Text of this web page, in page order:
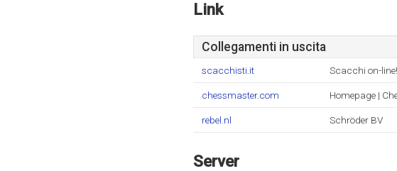
Link
Collegamenti in uscita
scacchisti.it Scacchi on-line!
chessmaster.com Homepage |
rebel.nl Schröder BV
Server